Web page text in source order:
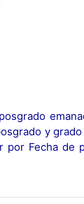
y
Fecha